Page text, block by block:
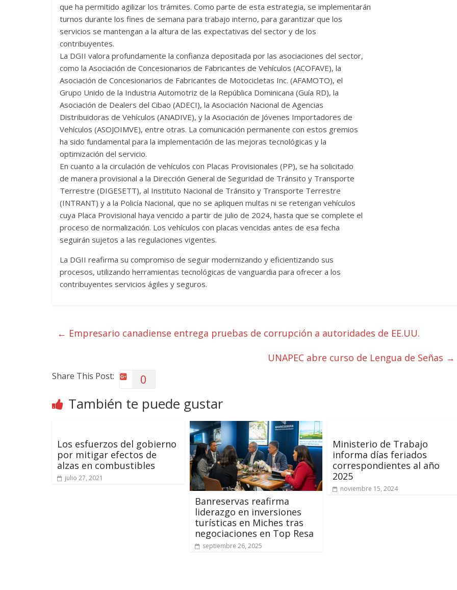
que ha permitido agilizar los trámites. Como parte de esta estrategia, se implementarán
turnos durante los fines de semana para trabajo interno, para garantizar que los
servicios se mantengan a la altura de las expectativas del sector y de los
contribuyentes.
La DGII valora profundamente la confianza depositada por las asociaciones del sector,
como la Asociación de Concesionarios de Fabricantes de Vehículos (ACOFAVE), la
Asociación de Concesionarios de Fabricantes de Motocicletas Inc. (AFAMOTO), el
Grupo Unido de la Industria Automotriz de la República Dominicana (Guía RD), la
Asociación de Dealers del Cibao (ADECI), la Asociación Nacional de Agencias
Distribuidoras de Vehículos (ANADIVE), y la Asociación de Jóvenes Importadores de
Vehículos (ASOJOIMVE), entre otras. La comunicación permanente con estos gremios
ha sido fundamental para la implementación de las mejoras tecnológicas y la
optimización del servicio.
En cuanto a la circulación de vehículos con Placas Provisionales (PP), se ha solicitado
de manera provisional a la Dirección General de Seguridad de Tránsito y Transporte
Terrestre (DIGESETT), al Instituto Nacional de Tránsito y Transporte Terrestre
(INTRANT) y a la Policía Nacional, que no se apliquen multas ni se retengan vehículos
cuya Placa Provisional haya vencido a partir de julio de 2024, hasta que se complete el
proceso de normalización. Los vehículos con placas vencidas antes de esa fecha
seguirán sujetos a las regulaciones vigentes.
La DGII reafirma su compromiso de seguir modernizando y eficientizando sus
procesos, utilizando herramientas tecnológicas de vanguardia para ofrecer a los
contribuyentes servicios ágiles y seguros.
← Empresario canadiense entrega pruebas de corrupción a autoridades de EE.UU.
UNAPEC abre curso de Lengua de Señas →
Share This Post: 0
También te puede gustar
Los esfuerzos del gobierno
por mitigar efectos de
alzas en combustibles
julio 27, 2021
Banreservas reafirma
liderazgo en inversiones
turísticas en Miches tras
negociaciones en Top Resa
septiembre 26, 2025
Ministerio de Trabajo
informa días feriados
correspondientes al año
2025
noviembre 15, 2024